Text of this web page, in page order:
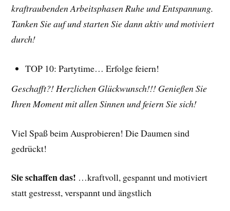
kraftraubenden Arbeitsphasen Ruhe und Entspannung.
Tanken Sie auf und starten Sie dann aktiv und motiviert
durch!
TOP 10: Partytime… Erfolge feiern!
Geschafft?! Herzlichen Glückwunsch!!! Genießen Sie
Ihren Moment mit allen Sinnen und feiern Sie sich!
Viel Spaß beim Ausprobieren! Die Daumen sind
gedrückt!
Sie schaffen das! …kraftvoll, gespannt und motiviert
statt gestresst, verspannt und ängstlich